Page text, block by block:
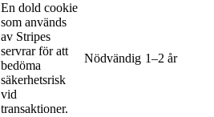
En dold cookie
som används
av Stripes
servrar för att
bedöma
säkerhetsrisk
vid
transaktioner.
Nödvändig 1–2 år